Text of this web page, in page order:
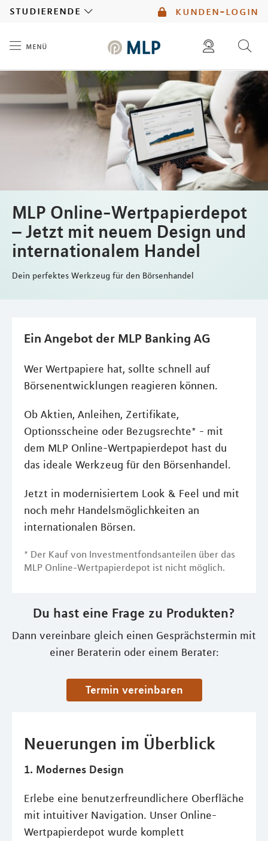
kunden-login
studierende
menü
diese website durchsuchen
mlp berater finden
MLP Online-Wertpapierdepot
– Jetzt mit neuem Design und
internationalem Handel
Dein perfektes Werkzeug für den Börsenhandel
Ein Angebot der MLP Banking AG
Wer Wertpapiere hat, sollte schnell auf
Börsenentwicklungen reagieren können.
Ob Aktien, Anleihen, Zertifikate,
Optionsscheine oder Bezugsrechte* - mit
dem MLP Online-Wertpapierdepot hast du
das ideale Werkzeug für den Börsenhandel.
Jetzt in modernisiertem Look & Feel und mit
noch mehr Handelsmöglichkeiten an
internationalen Börsen.
* Der Kauf von Investmentfondsanteilen über das
MLP Online-Wertpapierdepot ist nicht möglich.
Du hast eine Frage zu Produkten?
Dann vereinbare gleich einen Gesprächstermin mit
einer Beraterin oder einem Berater:
Termin vereinbaren
Neuerungen im Überblick
1. Modernes Design
Erlebe eine benutzerfreundlichere Oberfläche
mit intuitiver Navigation. Unser Online-
Wertpapierdepot wurde komplett